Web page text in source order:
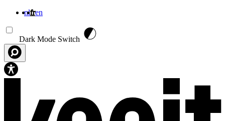
nlfren
Dark Mode Switch